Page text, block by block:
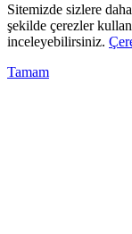
Sitemizde sizlere
şekilde çerezler
inceleyebilirsiniz.
Tamam